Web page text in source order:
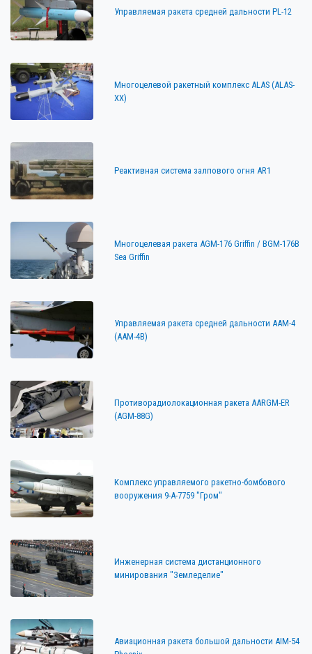
Управляемая ракета средней дальности PL-12
Многоцелевой ракетный комплекс ALAS (ALAS-
XX)
Реактивная система залпового огня AR1
Многоцелевая ракета AGM-176 Griffin / BGM-176B
Sea Griffin
Управляемая ракета средней дальности AAM-4
(AAM-4B)
Противорадиолокационная ракета AARGM-ER
(AGM-88G)
Комплекс управляемого ракетно-бомбового
вооружения 9-А-7759 "Гром"
Инженерная система дистанционного
минирования "Земледелие"
Авиационная ракета большой дальности AIM-54